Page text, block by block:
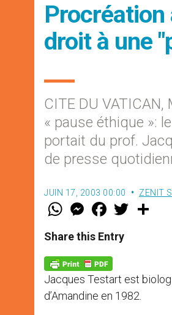
droit à une
CITE DU
« pause éthique »:
portait du prof.
de presse
JUIN 17, 2003 00:00 ZENIT
W
t
s
p
p
M
e
s
e
g
e
r
F
a
e
b
k
w
Share this Entry
Jacques Testart est
d’Amandine en 1982.